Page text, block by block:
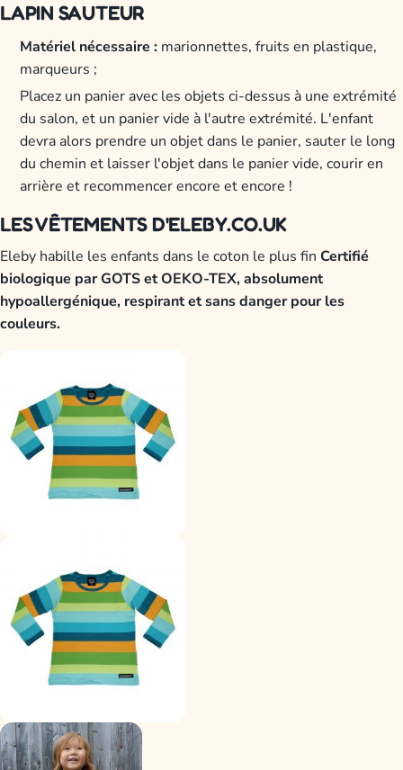
LAPIN SAUTEUR
Matériel nécessaire : marionnettes, fruits en plastique,
marqueurs ;
Placez un panier avec les objets ci-dessus à une extrémité
du salon, et un panier vide à l'autre extrémité. L'enfant
devra alors prendre un objet dans le panier, sauter le long
du chemin et laisser l'objet dans le panier vide, courir en
arrière et recommencer encore et encore !
LES VÊTEMENTS D'ELEBY.CO.UK
Eleby habille les enfants dans le coton le plus fin Certifié
biologique par GOTS et OEKO-TEX, absolument
hypoallergénique, respirant et sans danger pour les
couleurs.